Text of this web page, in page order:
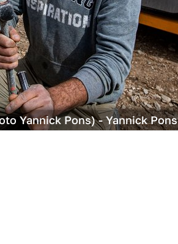
Yannick Pons) - Yannick Pons